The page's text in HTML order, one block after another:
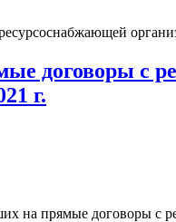
договоры
г.
на прямые договоры